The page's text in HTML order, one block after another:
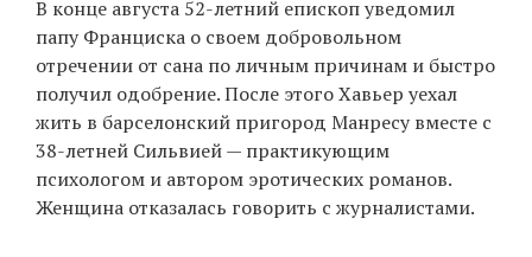
В конце августа 52-летний епископ уведомил
папу Франциска о своем добровольном
отречении от сана по личным причинам и быстро
получил одобрение. После этого Хавьер уехал
жить в барселонский пригород Манресу вместе с
38-летней Сильвией — практикующим
психологом и автором эротических романов.
Женщина отказалась говорить с журналистами.